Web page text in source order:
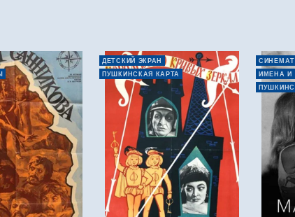
ДЕТСКИЙ ЭКРАН
ПУШКИНСКАЯ КАРТА
ИМЕНА И